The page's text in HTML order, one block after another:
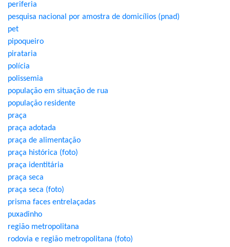
periferia
pesquisa nacional por amostra de domicílios (pnad)
pet
pipoqueiro
pirataria
polícia
polissemia
população em situação de rua
população residente
praça
praça adotada
praça de alimentação
praça histórica (foto)
praça identitária
praça seca
praça seca (foto)
prisma faces entrelaçadas
puxadinho
região metropolitana
rodovia e região metropolitana (foto)